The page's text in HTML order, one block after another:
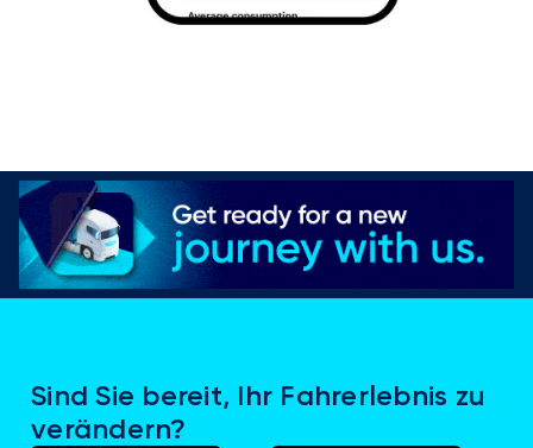
Sind Sie bereit, Ihr Fahrerlebnis zu
verändern?